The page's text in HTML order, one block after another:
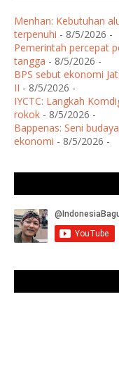
Menhan: Kebutuhan
terpenuhi - 8/5/2026 -
Pemerintah percepat
tangga - 8/5/2026 -
BPS sebut ekonomi
II - 8/5/2026 -
IYCTC: Langkah
rokok - 8/5/2026 -
Bappenas: Seni
ekonomi - 8/5/2026 -